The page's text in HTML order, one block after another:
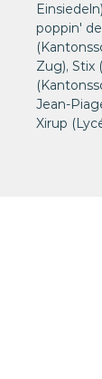
poppin'
Zug), Stix
Jean-
Xirup